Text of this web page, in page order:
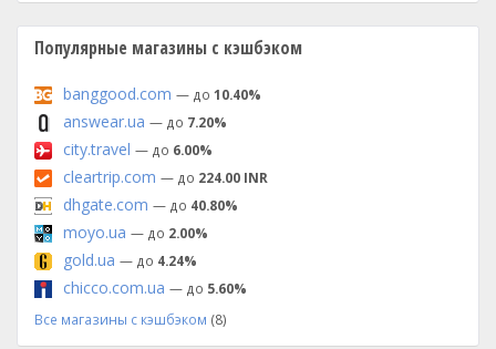
Популярные магазины с кэшбэком
banggood.com — до 10.40%
answear.ua — до 7.20%
city.travel — до 6.00%
cleartrip.com — до 224.00 INR
dhgate.com — до 40.80%
moyo.ua — до 2.00%
gold.ua — до 4.24%
chicco.com.ua — до 5.60%
Все магазины с кэшбэком (8)